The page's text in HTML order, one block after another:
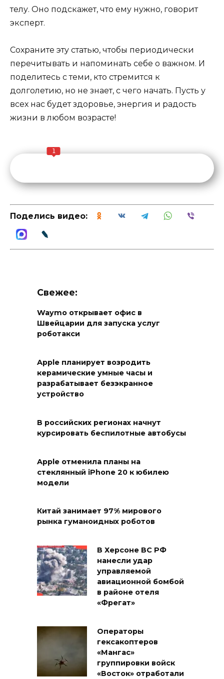
телу. Оно подскажет, что ему нужно, говорит
эксперт.
Сохраните эту статью, чтобы периодически
перечитывать и напоминать себе о важном. И
поделитесь с теми, кто стремится к
долголетию, но не знает, с чего начать. Пусть у
всех нас будет здоровье, энергия и радость
жизни в любом возрасте!
1
Поделись видео:
Свежее:
Waymo открывает офис в
Швейцарии для запуска услуг
роботакси
Apple планирует возродить
керамические умные часы и
разрабатывает безэкранное
устройство
В российских регионах начнут
курсировать беспилотные автобусы
Apple отменила планы на
стеклянный iPhone 20 к юбилею
модели
Китай занимает 97% мирового
рынка гуманоидных роботов
В Херсоне ВС РФ
нанесли удар
управляемой
авиационной бомбой
в районе отеля
«Фрегат»
Операторы
гексакоптеров
«Мангас»
группировки войск
«Восток» отработали